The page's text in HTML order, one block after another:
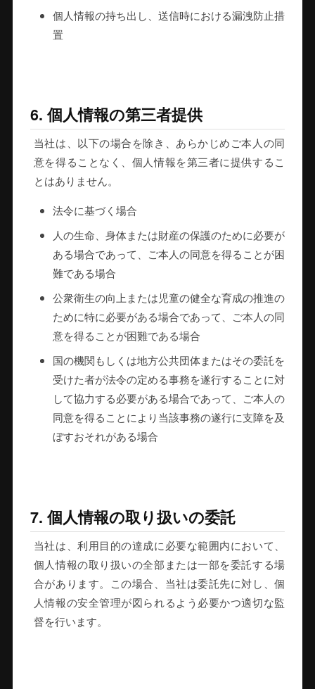
個人情報の持ち出し、送信時における漏洩防止措
置
6. 個人情報の第三者提供
当社は、以下の場合を除き、あらかじめご本人の同
意を得ることなく、個人情報を第三者に提供するこ
とはありません。
法令に基づく場合
人の生命、身体または財産の保護のために必要が
ある場合であって、ご本人の同意を得ることが困
難である場合
公衆衛生の向上または児童の健全な育成の推進の
ために特に必要がある場合であって、ご本人の同
意を得ることが困難である場合
国の機関もしくは地方公共団体またはその委託を
受けた者が法令の定める事務を遂行することに対
して協力する必要がある場合であって、ご本人の
同意を得ることにより当該事務の遂行に支障を及
ぼすおそれがある場合
7. 個人情報の取り扱いの委託
当社は、利用目的の達成に必要な範囲内において、
個人情報の取り扱いの全部または一部を委託する場
合があります。この場合、当社は委託先に対し、個
人情報の安全管理が図られるよう必要かつ適切な監
督を行います。